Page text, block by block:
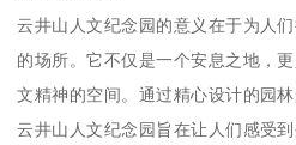
云井山人文纪念园的意义在于为人
的场所。它不仅是一个安息之地，
文精神的空间。通过精心设计的园
云井山人文纪念园旨在让人们感受